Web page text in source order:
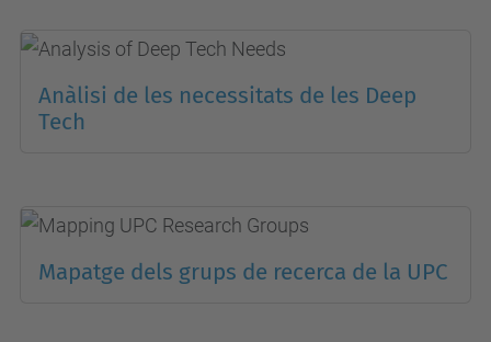
Anàlisi de les necessitats de les Deep
Tech
Mapatge dels grups de recerca de la UPC